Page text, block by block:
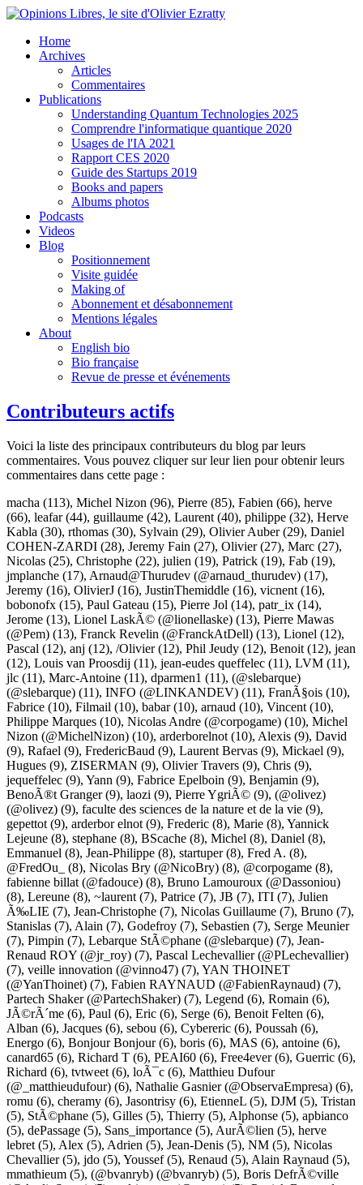
Home
Archives
Articles
Commentaires
Publications
Understanding Quantum Technologies 2025
Comprendre l'informatique quantique 2020
Usages de l'IA 2021
Rapport CES 2020
Guide des Startups 2019
Books and papers
Albums photos
Podcasts
Videos
Blog
Positionnement
Visite guidée
Making of
Abonnement et désabonnement
Mentions légales
About
English bio
Bio française
Revue de presse et événements
Contributeurs actifs
Voici la liste des principaux contributeurs du blog par leurs
commentaires. Vous pouvez cliquer sur leur lien pour obtenir leurs
commentaires dans cette page :
macha (113), Michel Nizon (96), Pierre (85), Fabien (66), herve
(66), leafar(44), guillaume (42), Laurent (40), philippe (32), Herve
Kabla (30), rthomas (30), Sylvain (29), Olivier Auber(29), Daniel
COHEN-ZARDI (28), Jeremy Fain (27), Olivier(27), Marc (27),
Nicolas (25), Christophe (22), julien (19), Patrick (19), Fab (19),
jmplanche (17), Arnaud@Thurudev (@arnaud_thurudev) (17),
Jeremy (16), OlivierJ (16), JustinThemiddle (16), vicnent (16),
bobonofx (15), Paul Gateau (15), Pierre Jol (14), patr_ix (14),
Jerome (13), Lionel LaskÃ© (@lionellaske) (13), Pierre Mawas
(@Pem) (13), Franck Revelin (@FranckAtDell) (13), Lionel (12),
Pascal (12), anj (12), /Olivier(12), Phil Jeudy (12), Benoit (12), jean
(12), Louis van Proosdij (11), jean-eudes queffelec (11), LVM (11),
jlc (11), Marc-Antoine (11), dparmen1 (11), (@slebarque)
(@slebarque) (11), INFO (@LINKANDEV) (11), FranÃ§ois (10),
Fabrice (10), Filmail (10), babar(10), arnaud (10), Vincent (10),
Philippe Marques (10), Nicolas Andre (@corpogame) (10), Michel
Nizon (@MichelNizon) (10), arderborelnot (10), Alexis (9), David
(9), Rafael (9), FredericBaud (9), Laurent Bervas (9), Mickael (9),
Hugues (9), ZISERMAN (9), Olivier Travers (9), Chris (9),
jequeffelec (9), Yann (9), Fabrice Epelboin (9), Benjamin (9),
BenoÃ®t Granger(9), laozi (9), Pierre YgriÃ© (9), (@olivez)
(@olivez) (9), faculte des sciences de la nature et de la vie (9),
gepettot (9), arderbor elnot (9), Frederic (8), Marie (8), Yannick
Lejeune (8), stephane (8), BScache (8), Michel (8), Daniel (8),
Emmanuel (8), Jean-Philippe (8), startuper(8), Fred A. (8),
@FredOu_
(8), Nicolas Bry (@NicoBry) (8), @corpogame (8),
fabienne billat (@fadouce) (8), Bruno Lamouroux (@Dassoniou)
(8), Lereune (8), ~laurent (7), Patrice (7), JB (7), ITI (7), Julien
Ã‰LIE (7), Jean-Christophe (7), Nicolas Guillaume (7), Bruno (7),
Stanislas (7), Alain (7), Godefroy (7), Sebastien (7), Serge Meunier
(7), Pimpin (7), Lebarque StÃ©phane (@slebarque) (7), Jean-
Renaud ROY (@jr_roy) (7), Pascal Lechevallier (@PLechevallier)
(7), veille innovation (@vinno47) (7), YAN THOINET
(@YanThoinet) (7), Fabien RAYNAUD (@FabienRaynaud) (7),
Partech Shaker (@PartechShaker) (7), Legend (6), Romain (6),
JÃ©rÃ´me (6), Paul (6), Eric (6), Serge (6), Benoit Felten (6),
Alban (6), Jacques (6), sebou (6), Cybereric (6), Poussah (6),
Energo (6), Bonjour Bonjour(6), boris (6), MAS (6), antoine (6),
canard65 (6), Richard T (6), PEAI60 (6), Free4ever(6), Guerric (6),
Richard (6), tvtweet (6), loÃ¯c (6), Matthieu Dufour
(@_matthieudufour) (6), Nathalie Gasnier (@ObservaEmpresa) (6),
romu (6), cheramy (6), Jasontrisy (6), EtienneL (5), DJM (5), Tristan
(5), StÃ©phane (5), Gilles (5), Thierry (5), Alphonse (5), apbianco
(5), dePassage (5), Sans_importance (5), AurÃ©lien (5), herve
lebret (5), Alex (5), Adrien (5), Jean-Denis (5), NM (5), Nicolas
Chevallier(5), jdo (5), Youssef(5), Renaud (5), Alain Raynaud (5),
mmathieum (5), (@bvanryb) (@bvanryb) (5), Boris DefrÃ©ville